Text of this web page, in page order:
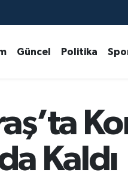
Güncel Politika
Kaldı